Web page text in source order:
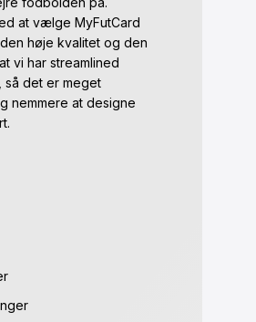
at vælge MyFutCard
høje kvalitet og den
vi har streamlined
så det er meget
nemmere at designe